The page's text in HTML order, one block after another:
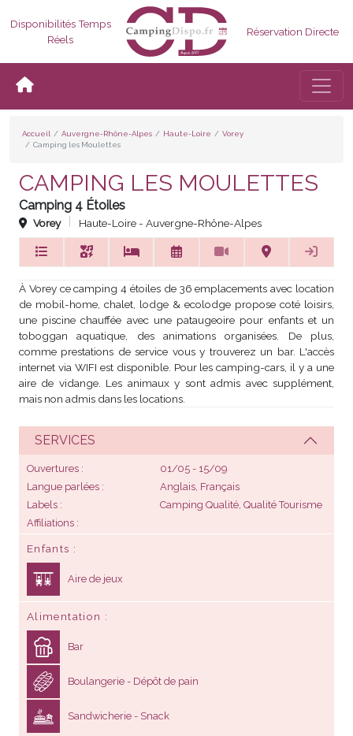
Disponibilités Temps
Réels
Réservation Directe
Accueil Auvergne-Rhône-Alpes Haute-Loire
Vorey
Camping les Moulettes
CAMPING LES MOULETTES
Camping 4 Étoiles
Vorey Haute-Loire - Auvergne-Rhône-Alpes
À Vorey ce camping 4 étoiles de 36 emplacements avec location
de mobil-home, chalet, lodge & ecolodge propose coté loisirs,
une piscine chauffée avec une pataugeoire pour enfants et un
toboggan aquatique, des animations organisées. De plus,
comme prestations de service vous y trouverez un bar. L'accès
internet via WIFI est disponible. Pour les camping-cars, il y a une
aire de vidange. Les animaux y sont admis avec supplément,
mais non admis dans les locations.
SERVICES
Ouvertures
01/05 - 15/09
Langue parlées
Anglais, Français
Labels
Camping Qualité, Qualité Tourisme
Affiliations
Enfants
Aire de jeux
Alimentation
Bar
Boulangerie - Dépôt de pain
Sandwicherie - Snack